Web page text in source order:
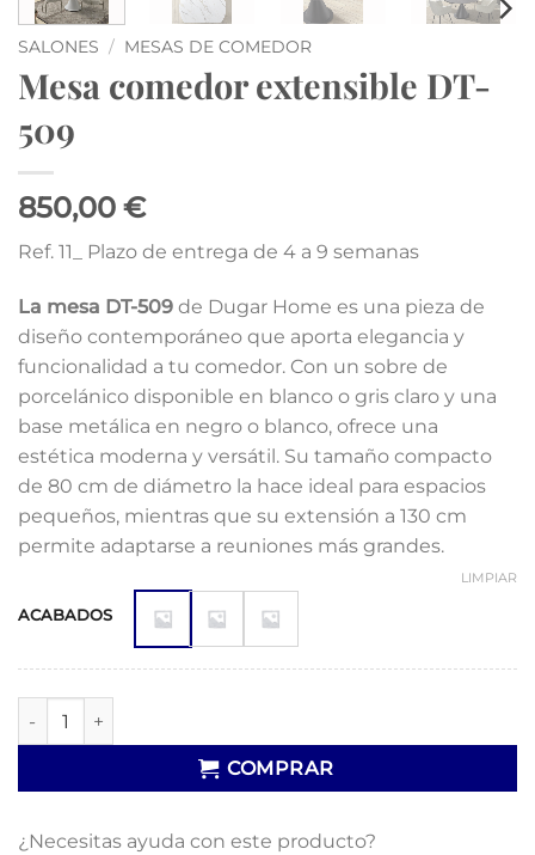
SALONES / MESAS DE COMEDOR
Mesa comedor extensible DT-
509
850,00 €
Ref. 11_ Plazo de entrega de 4 a 9 semanas
La mesa DT-509 de Dugar Home es una pieza de
diseño contemporáneo que aporta elegancia y
funcionalidad a tu comedor. Con un sobre de
porcelánico disponible en blanco o gris claro y una
base metálica en negro o blanco, ofrece una
estética moderna y versátil. Su tamaño compacto
de 80 cm de diámetro la hace ideal para espacios
pequeños, mientras que su extensión a 130 cm
permite adaptarse a reuniones más grandes.
ACABADOS
LIMPIAR
Mesa comedor extensible DT-509 cantidad
COMPRAR
¿Necesitas ayuda con este producto?